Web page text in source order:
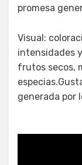
promesa
Visual:
intensidades
frutos secos,
generada por